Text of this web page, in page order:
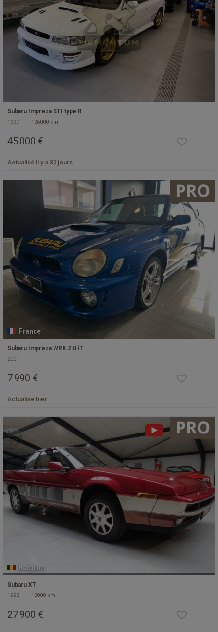
Subaru Impreza STI type R
1997 126000 km
45 000 €
Actualisé il y a 30 jours
France
Subaru Impreza WRX 2.0 iT
2001
7 990 €
Actualisé hier
Belgium
Subaru XT
1992 12000 km
27 900 €